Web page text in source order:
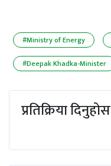
#Ministry of Energy
#Deepak Khadka-Minister
प्रतिक्रिया दिनुहोस